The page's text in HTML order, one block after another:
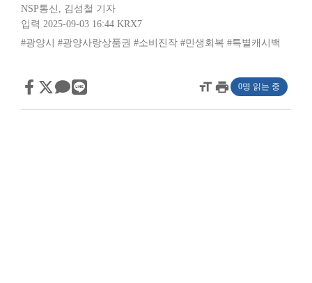
NSP통신 , 김성철 기자
입력 2025-09-03 16:44 KRX7
#광양시
#광양사랑상품권 #소비진작 #민생회복 #특별캐시백
format_sizeprint 0명 읽는 중